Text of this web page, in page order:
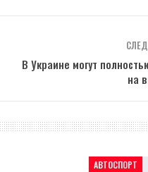
В Украине могут
на
АВТОСПОРТ